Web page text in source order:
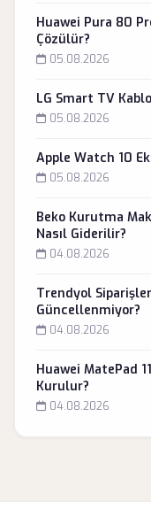
Huawei Pura 80
Çözülür?
05.08.2026
LG Smart TV
05.08.2026
Apple Watch 10
05.08.2026
Beko Kurutma
Nasıl Giderilir?
04.08.2026
Trendyol
Güncellenmiyor?
04.08.2026
Huawei MatePad
Kurulur?
04.08.2026